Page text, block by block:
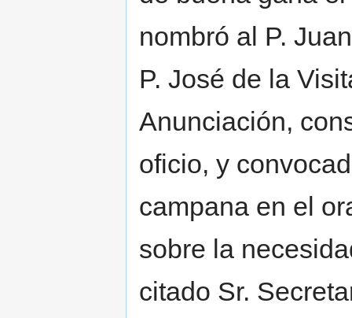
nombró al P.
P. José de la
Anunciación,
oficio, y
campana en el
sobre la
citado Sr.